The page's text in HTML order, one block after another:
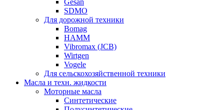
SDMO
Для дорожной техники
Bomag
HAMM
Vibromax (JCB)
Wirtgen
Vogele
Для сельскохозяйственной техники
Масла и техн. жидкости
Моторные масла
Синтетические